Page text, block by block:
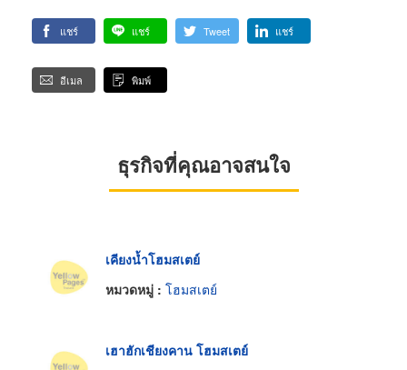
แชร์ แชร์ Tweet แชร์
อีเมล พิมพ์
ธุรกิจที่คุณอาจสนใจ
เคียงน้ำโฮมสเตย์
หมวดหมู่ : โฮมสเตย์
เฮาฮักเชียงคาน โฮมสเตย์